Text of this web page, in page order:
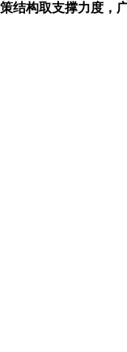
结构取支撑力度，